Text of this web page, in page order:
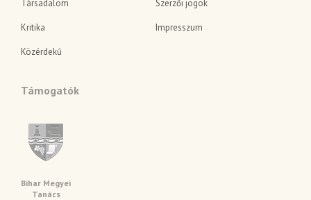
Társadalom
Kritika
Közérdekű
Szerzői jogok
Impresszum
Támogatók
Bihar Megyei
Tanács